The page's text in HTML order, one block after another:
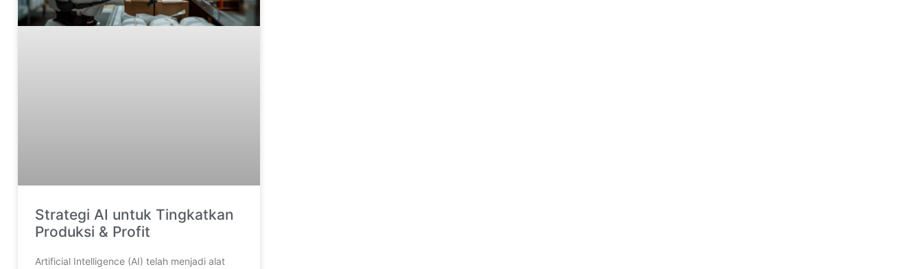
Strategi AI untuk Tingkatkan
Produksi & Profit
Artificial Intelligence (AI) telah menjadi alat